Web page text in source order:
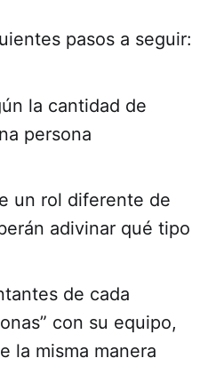
pasos a seguir:
la cantidad de
persona
un rol diferente de
adivinar qué tipo
de cada
con su equipo,
la misma manera